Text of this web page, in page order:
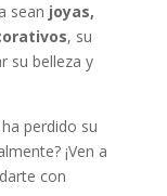
sean joyas,
, su
su belleza y
perdido su
¡Ven a
con